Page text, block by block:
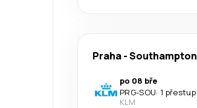
Praha-Southampton
po 08 bře
PRG-SOU· 1 přestup
KLM